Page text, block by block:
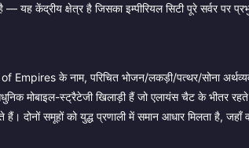
केंद्रीय क्षेत्र है जिसका इम्पीरियल सिटी पूरे सर्वर पर
Empires के नाम, परिचित भोजन/लकड़ी/पत्थर/सोना
मोबाइल-स्ट्रैटेजी खिलाड़ी हैं जो एलायंस चैट के भीतर रहते
समूहों को युद्ध प्रणाली में समान आधार मिलता है, जहाँ